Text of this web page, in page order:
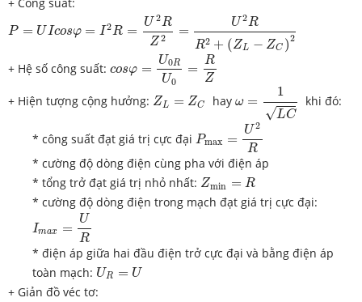
+ Công suất:
P = UIcosφ = I2R =
U 2R
Z 2 =
U 2R
R2 + (ZL − ZC )2
=UIcosφ= 2=U2 −ZC)2
+ Hệ số công suất: cosφ =
U0R
U0
=
R
Z
0R =RZ
+ Hiện tượng cộng hưởng: ZL = ZC
ZL C hay ω =
1
√LC
khi đó:
* công suất đạt giá trị cực đại Pmax =
U 2
R
U2R
* cường độ dòng điện cùng pha với điện áp
* tổng trở đạt giá trị nhỏ nhất: Zmin = R
Zmin R
* cường độ dòng điện trong mạch đạt giá trị cực đại:
Imax =
U
R
max=UR
* điện áp giữa hai đầu điện trở cực đại và bằng điện áp
toàn mạch: UR = U
UR
+ Giản đồ véc tơ: